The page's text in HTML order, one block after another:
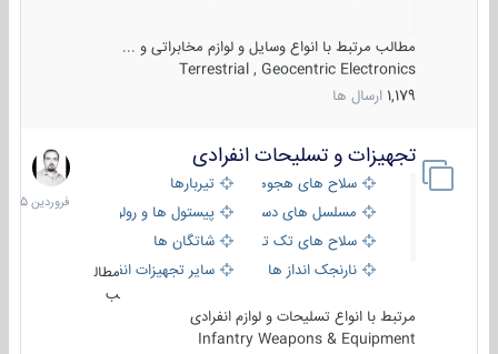
مطالب مرتبط با انواع وسایل و لوازم مخابراتی و ...
Terrestrial , Geocentric Electronics
1,179 ارسال ها
تجهیزات و تسلیحات انفرادی
سلاح های هجومی
تیربارها
مسلسل های دستی
پیستول ها و رولورها
سلاح های تک تیر اندازیشاتگان ها
نارنجک انداز ها
سایر تجهیزات انفرادی
مطال
ب
مرتبط با انواع تسلیحات و لوازم انفرادی
Infantry Weapons & Equipment
17
فروردین
1405